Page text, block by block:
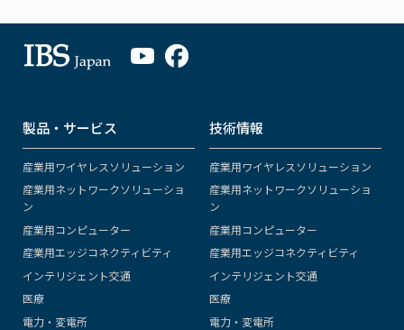
製品・サービス
産業用ワイヤレスソリューション
産業用ネットワークソリューショ
ン
産業用コンピューター
産業用エッジコネクティビティ
インテリジェント交通
医療
電力・変電所
技術情報
産業用ワイヤレスソリューション
産業用ネットワークソリューショ
ン
産業用コンピューター
産業用エッジコネクティビティ
インテリジェント交通
医療
電力・変電所